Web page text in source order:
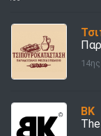
BK